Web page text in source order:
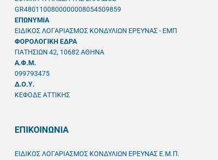
GR4801100800000008054509859
ΕΠΩΝΥΜΙΑ
ΕΙΔΙΚΟΣ ΛΟΓΑΡΙΑΣΜΟΣ ΚΟΝΔΥΛΙΩΝ ΕΡΕΥΝΑΣ - ΕΜΠ
ΦΟΡΟΛΟΓΙΚΗ ΕΔΡΑ
ΠΑΤΗΣΙΩΝ 42, 10682 ΑΘΗΝΑ
A.Φ.Μ.
099793475
Δ.Ο.Υ.
ΚΕΦΟΔΕ ΑΤΤΙΚΗΣ
ΕΠΙΚΟΙΝΩΝΙΑ
ΕΙΔΙΚΟΣ ΛΟΓΑΡΙΑΣΜΟΣ ΚΟΝΔΥΛΙΩΝ ΕΡΕΥΝΑΣ Ε.Μ.Π.